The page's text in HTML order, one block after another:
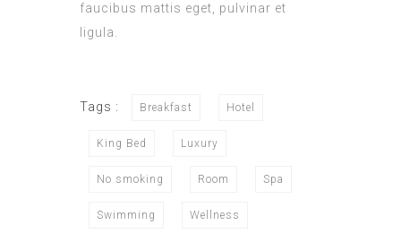
faucibus mattis eget, pulvinar et
ligula.
Tags : Breakfast Hotel
King Bed Luxury
No smoking Room Spa
Swimming Wellness